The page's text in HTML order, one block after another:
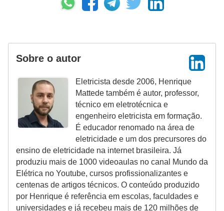
Sobre o autor
Eletricista desde 2006, Henrique
Mattede também é autor, professor,
técnico em eletrotécnica e
engenheiro eletricista em formação.
É educador renomado na área de
eletricidade e um dos precursores do
ensino de eletricidade na internet brasileira. Já
produziu mais de 1000 videoaulas no canal Mundo da
Elétrica no Youtube, cursos profissionalizantes e
centenas de artigos técnicos. O conteúdo produzido
por Henrique é referência em escolas, faculdades e
universidades e já recebeu mais de 120 milhões de
a
o
l
é
t
r